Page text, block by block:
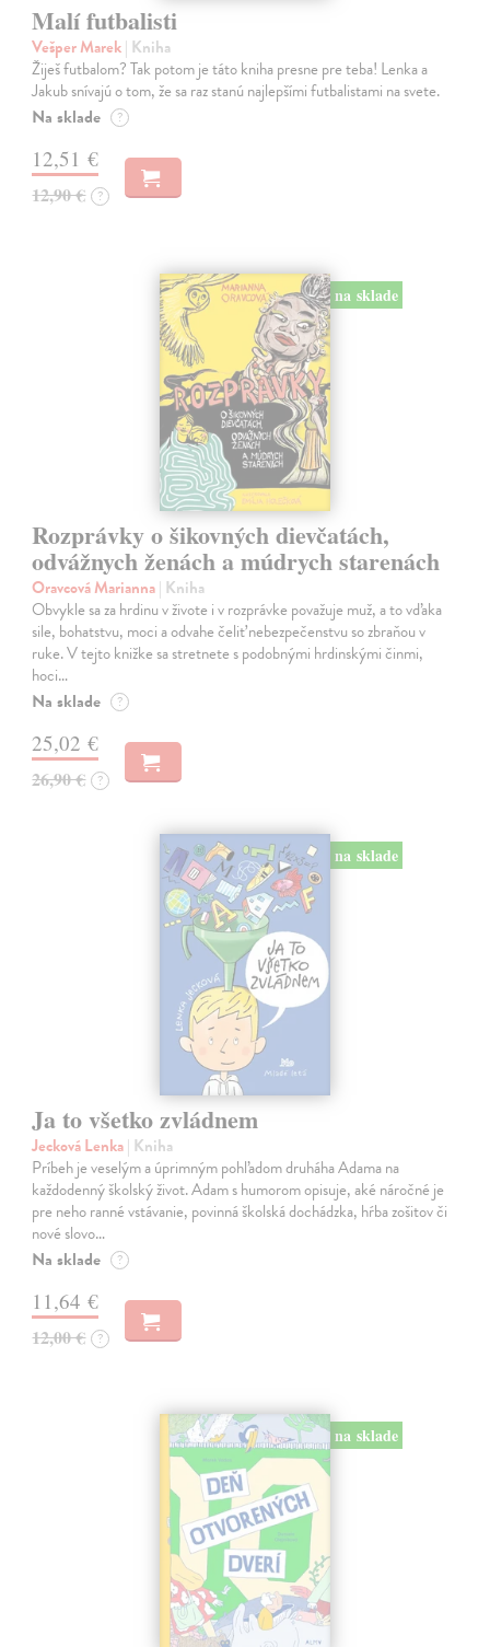
Malí futbalisti
Vešper Marek| Kniha
Žiješ futbalom? Tak potom je táto kniha presne pre teba! Lenka a
Jakub snívajú o tom, že sa raz stanú najlepšími futbalistami na svete.
Na sklade ?
12,51 €
12,90 € ?
na sklade
Rozprávky o šikovných dievčatách,
odvážnych ženách a múdrych starenách
Oravcová Marianna| Kniha
Obvykle sa za hrdinu v živote i v rozprávke považuje muž, a to vďaka
sile, bohatstvu, moci a odvahe čeliť nebezpečenstvu so zbraňou v
ruke. V tejto knižke sa stretnete s podobnými hrdinskými činmi,
hoci…
Na sklade ?
25,02 €
26,90 € ?
na sklade
Ja to všetko zvládnem
Jecková Lenka| Kniha
Príbeh je veselým a úprimným pohľadom druháha Adama na
každodenný školský život. Adam s humorom opisuje, aké náročné je
pre neho ranné vstávanie, povinná školská dochádzka, hŕba zošitov či
nové slovo…
Na sklade ?
11,64 €
12,00 € ?
na sklade